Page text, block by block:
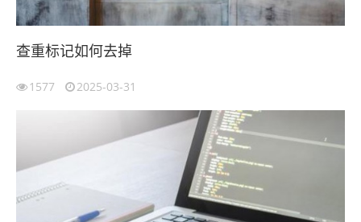
查重标记如何去掉
1577 2025-03-31